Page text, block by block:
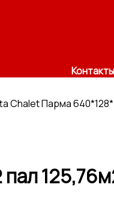
Контакты
Chalet Парма